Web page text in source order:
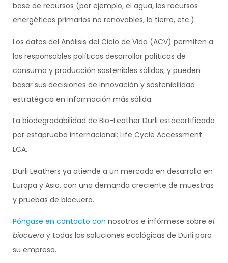
base de recursos (por ejemplo, el agua, los recursos
energéticos primarios no renovables, la tierra, etc.).
Los datos del Análisis del Ciclo de Vida (ACV) permiten a
los responsables políticos desarrollar políticas de
consumo y producción sostenibles sólidas, y pueden
basar sus decisiones de innovación y sostenibilidad
estratégica en información más sólida.
La biodegradabilidad de Bio-Leather Durli estácertificada
por estaprueba internacional: Life Cycle Accessment
LCA.
Durli Leathers ya atiende a un mercado en desarrollo en
Europa y Asia, con una demanda creciente de muestras
y pruebas de biocuero.
Póngase en contacto con nosotros e infórmese sobre el
biocuero y todas las soluciones ecológicas de Durli para
su empresa.